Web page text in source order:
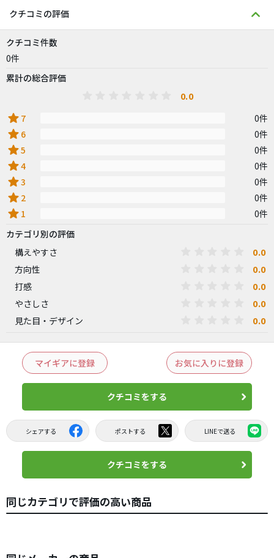
クチコミの評価
クチコミ件数
0件
累計の総合評価
0.0
star 7 0件
star 6 0件
star5 0件
star4 0件
star3 0件
star 2 0件
star 1
0件
カテゴリ別の評価
構えやすさ
0.0
方向性 0.0
打感 0.0
やさしさ 0.0
見た目・デザイン 0.0
マイギアに登録 お気に入りに登録
クチコミをする
シェアする ポストする LINEで送る
クチコミをする
同じカテゴリで評価の高い商品